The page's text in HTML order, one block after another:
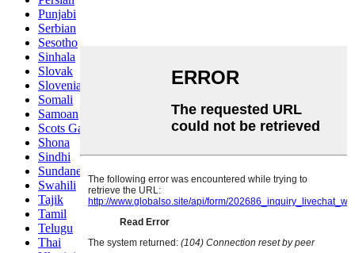
Punjabi
Serbian
Sesotho
Sinhala
Slovak
Slovenian
Somali
Samoan
Scots Gaelic
Shona
Sindhi
Sundanese
Swahili
Tajik
Tamil
Telugu
Thai